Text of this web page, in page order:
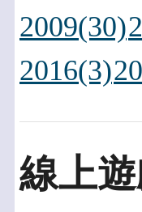
2009(30)
2016(3)
線上